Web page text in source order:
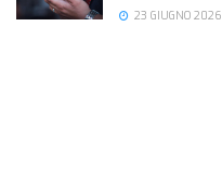
23 GIUGNO 2026